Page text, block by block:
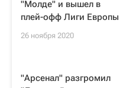
"Молде" и вышел в
плей-офф Лиги Европы
26 ноября 2020
"Арсенал" разгромил